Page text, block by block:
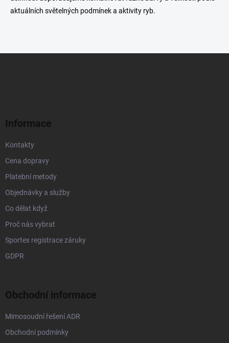
v
ý
u
aktuálních světelných podmínek a aktivity ryb.
Informace
Kontakty
Cena dopravy
Platební metody
Objednávky a služby
Co dělat když
Proč nás vybrat
Sportex registrace záruky
GDPR
Obchodní informace
Mimosoudní řešení ADR
Obchodní podmínky